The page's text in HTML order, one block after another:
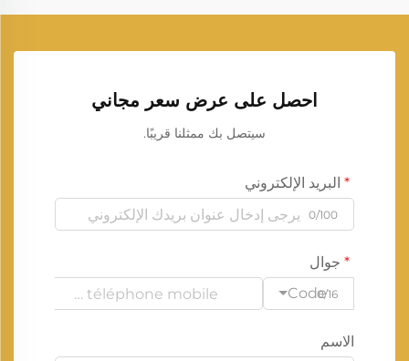
احصل على عرض سعر مجاني
سيتصل بك ممثلنا قريبًا.
البريد الإلكتروني
0/100
جوال
Code0/16
الاسم